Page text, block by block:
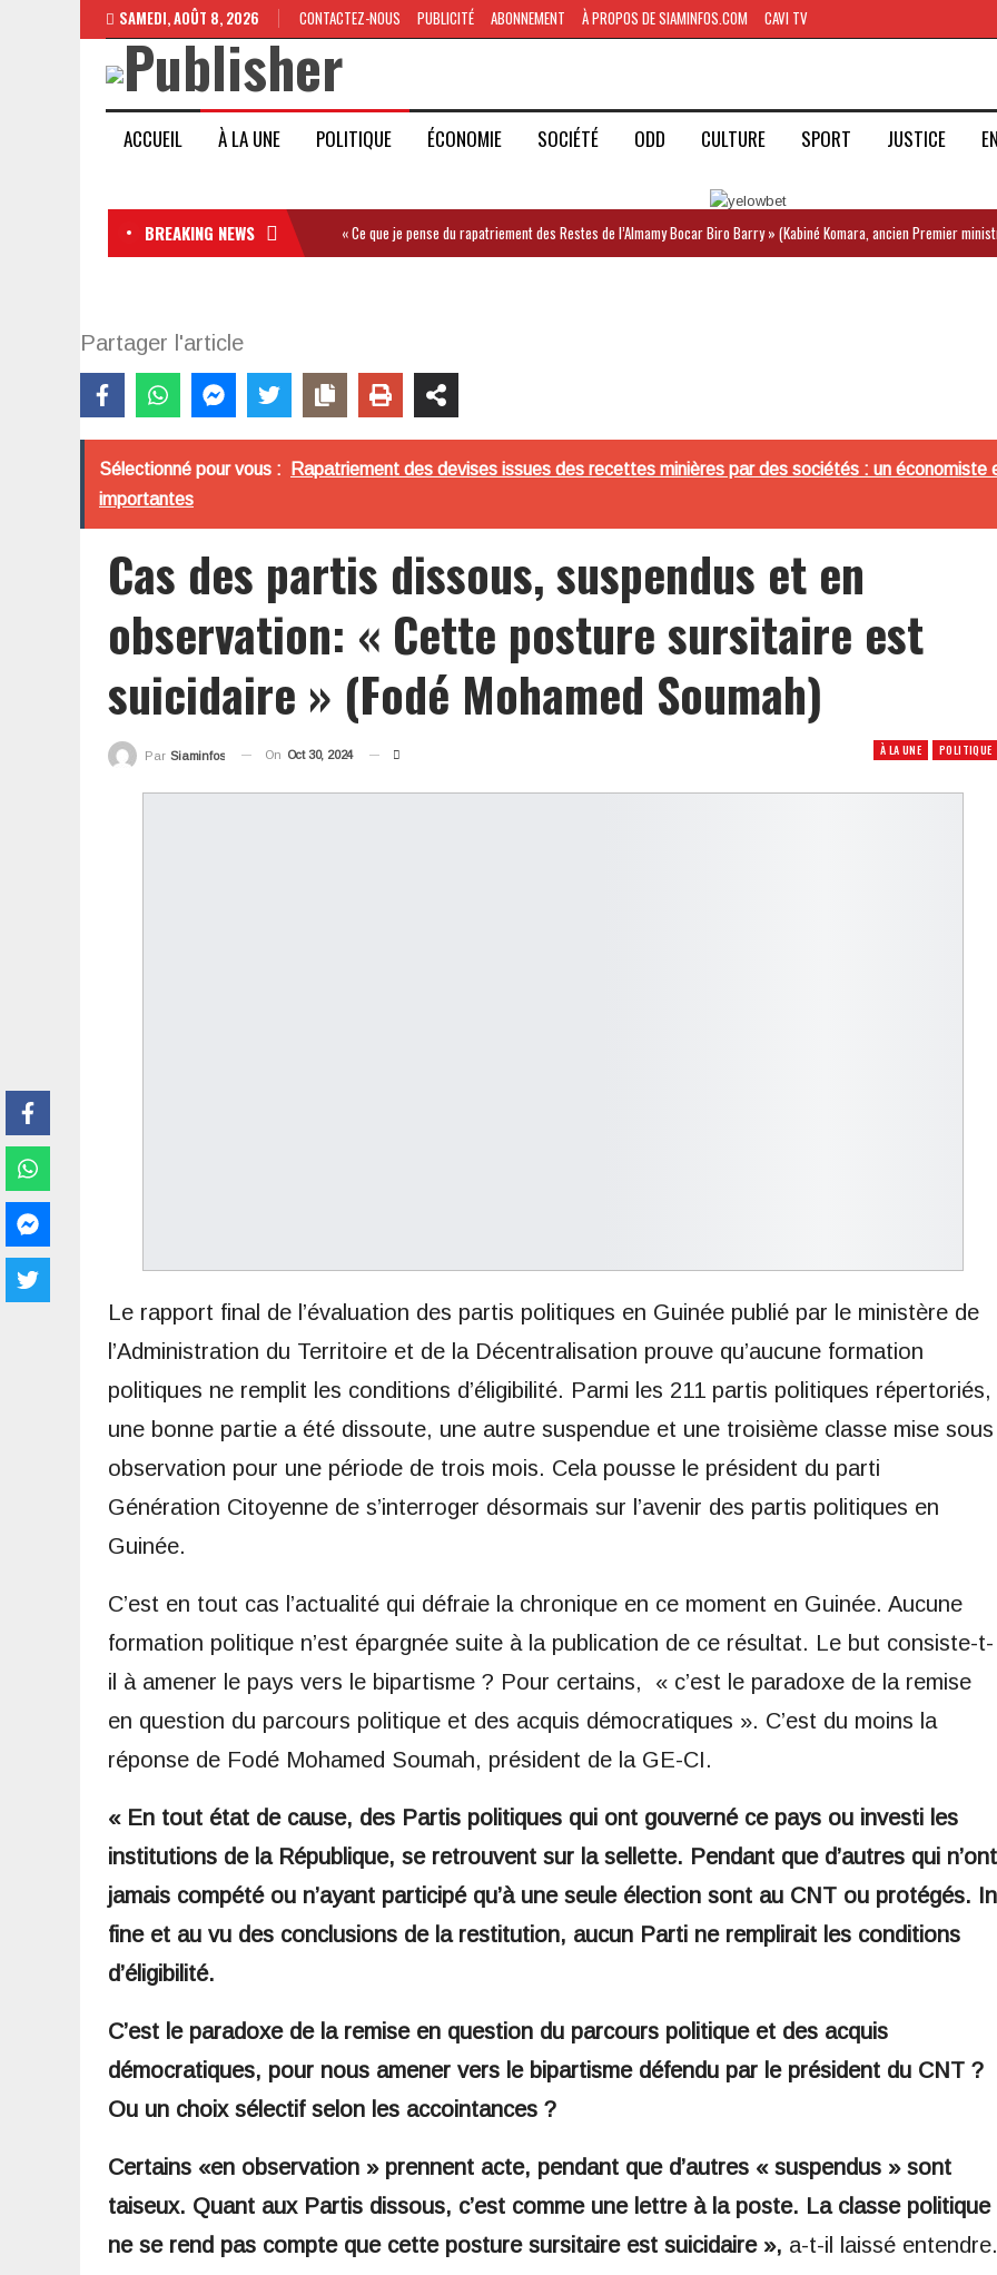
SAMEDI, AOÛT 8, 2026 CONTACTEZ-NOUS PUBLICITÉ ABONNEMENT À PROPOS DE SIAMINFOS.COM CAVI TV
ACCUEIL À LA UNE POLITIQUE ÉCONOMIE SOCIÉTÉ ODD CULTURE SPORT JUSTICE
BREAKING NEWS « Ce que je pense du rapatriement des Restes de l’Almamy Bocar Biro Barry » (Kabiné Komara, ancien Premier
Partager l'article
Sélectionné pour vous :
Rapatriement des devises issues des recettes minières par des sociétés : un
importantes
Cas des partis dissous, suspendus et en
observation: « Cette posture sursitaire est
suicidaire » (Fodé Mohamed Soumah)
À LA UNE POLITIQUE
Par Siaminfos On Oct 30, 2024
Le rapport final de l’évaluation des partis politiques en Guinée publié par le ministère de
l’Administration du Territoire et de la Décentralisation prouve qu’aucune formation
politiques ne remplit les conditions d’éligibilité. Parmi les 211 partis politiques répertoriés,
une bonne partie a été dissoute, une autre suspendue et une troisième classe mise sous
observation pour une période de trois mois. Cela pousse le président du parti
Génération Citoyenne de s’interroger désormais sur l’avenir des partis politiques en
Guinée.
C’est en tout cas l’actualité qui défraie la chronique en ce moment en Guinée. Aucune
formation politique n’est épargnée suite à la publication de ce résultat. Le but consiste-t-
il à amener le pays vers le bipartisme ? Pour certains, « c’est le paradoxe de la remise
en question du parcours politique et des acquis démocratiques ». C’est du moins la
réponse de Fodé Mohamed Soumah, président de la GE-CI.
« En tout état de cause, des Partis politiques qui ont gouverné ce pays ou investi les
institutions de la République, se retrouvent sur la sellette. Pendant que d’autres qui n’ont
jamais compété ou n’ayant participé qu’à une seule élection sont au CNT ou protégés. In
fine et au vu des conclusions de la restitution, aucun Parti ne remplirait les conditions
d’éligibilité.
C’est le paradoxe de la remise en question du parcours politique et des acquis
démocratiques, pour nous amener vers le bipartisme défendu par le président du CNT ?
Ou un choix sélectif selon les accointances ?
Certains «en observation » prennent acte, pendant que d’autres « suspendus » sont
taiseux. Quant aux Partis dissous, c’est comme une lettre à la poste. La classe politique
ne se rend pas compte que cette posture sursitaire est suicidaire », a-t-il laissé entendre.